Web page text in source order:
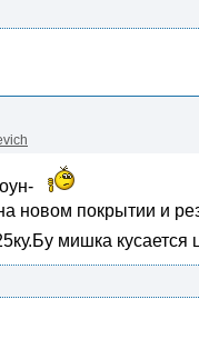
новом покрытии и
мишка кусается